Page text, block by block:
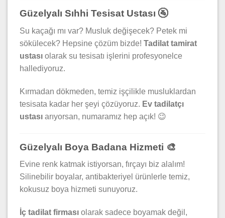
Güzelyalı Sıhhi Tesisat Ustası 🚰
Su kaçağı mı var? Musluk değişecek? Petek mi
sökülecek? Hepsine çözüm bizde! Tadilat tamirat
ustası olarak su tesisatı işlerini profesyonelce
hallediyoruz.
Kırmadan dökmeden, temiz işçilikle musluklardan
tesisata kadar her şeyi çözüyoruz. Ev tadilatçı
ustası arıyorsan, numaramız hep açık! 😉
Güzelyalı Boya Badana Hizmeti 🎨
Evine renk katmak istiyorsan, fırçayı biz alalım!
Silinebilir boyalar, antibakteriyel ürünlerle temiz,
kokusuz boya hizmeti sunuyoruz.
İç tadilat firması olarak sadece boyamak değil,